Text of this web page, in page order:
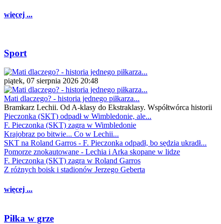
więcej ...
Sport
piątek, 07 sierpnia 2026 20:48
Mati dlaczego? - historia jednego piłkarza...
Bramkarz Lechii. Od A-klasy do Ekstraklasy. Współtwórca historii
Pieczonka (SKT) odpadł w Wimbledonie, ale...
F. Pieczonka (SKT) zagra w Wimbledonie
Krajobraz po bitwie... Co w Lechii...
SKT na Roland Garros - F. Pieczonka odpadł, bo sędzia ukradł...
Pomorze znokautowane - Lechia i Arka skopane w lidze
F. Pieczonka (SKT) zagra w Roland Garros
Z różnych boisk i stadionów Jerzego Geberta
więcej ...
Piłka w grze